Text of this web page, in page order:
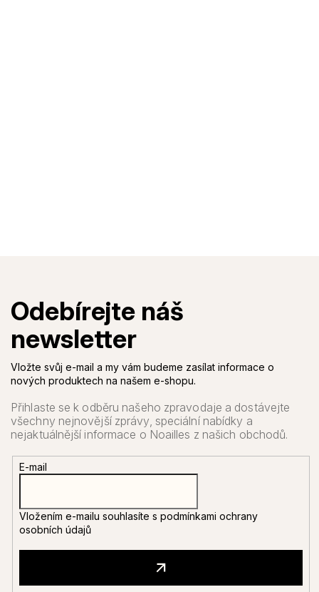
Vložte svůj e-mail a my vám budeme zasílat informace o
nových produktech na našem e-shopu.
E-mail
Vložením e-mailu souhlasíte s podmínkami ochrany
osobních údajů